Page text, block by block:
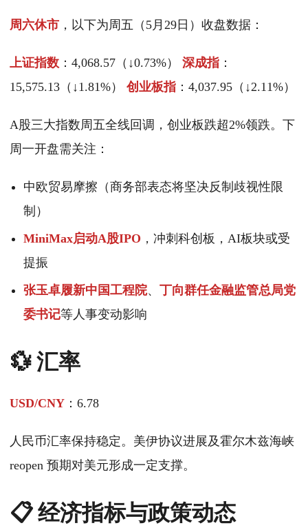
周六休市 ，以下为周五（5月29日）收盘数据：
上证指数 ：4,068.57（↓0.73%） 深成指 ：
15,575.13（↓1.81%） 创业板指 ：4,037.95（↓2.11%）
A股三大指数周五全线回调，创业板跌超2%领跌。下
周一开盘需关注：
中欧贸易摩擦（商务部表态将坚决反制歧视性限
制）
MiniMax启动A股IPO ，冲刺科创板，AI板块或受
提振
张玉卓履新中国工程院、 丁向群任金融监管总局党
委书记等人事变动影响
💱 汇率
USD/CNY ：6.78
人民币汇率保持稳定。美伊协议进展及霍尔木兹海峡
reopen 预期对美元形成一定支撑。
📋 经济指标与政策动态